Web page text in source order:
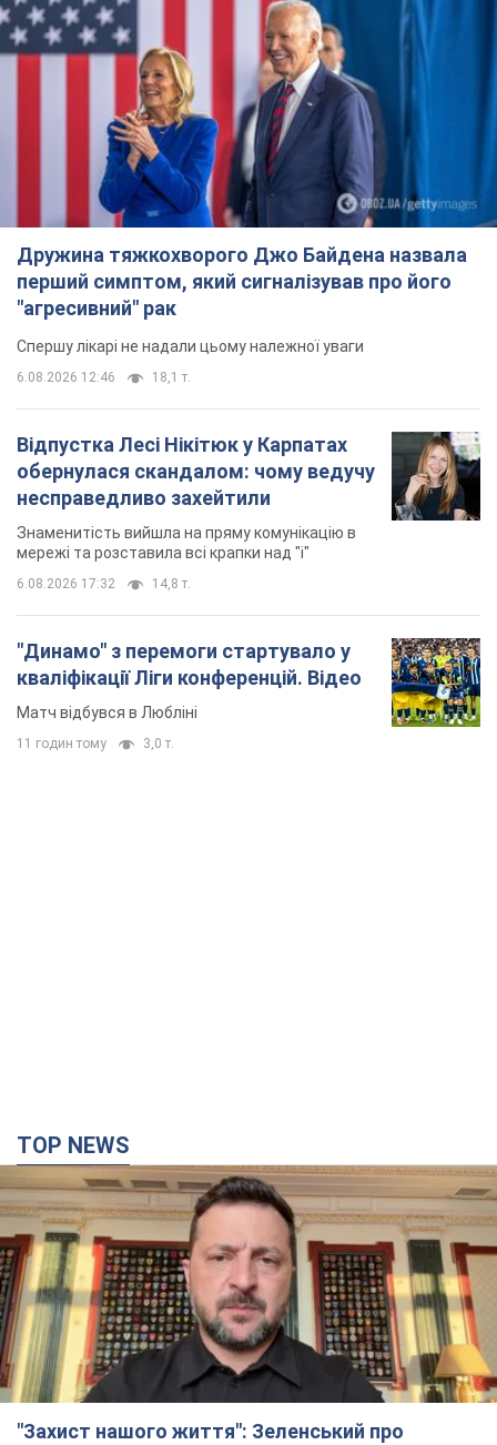
Дружина тяжкохворого Джо Байдена назвала
перший симптом, який сигналізував про його
"агресивний" рак
Спершу лікарі не надали цьому належної уваги
6.08.2026 12:46 18,1 т.
Відпустка Лесі Нікітюк у Карпатах
обернулася скандалом: чому ведучу
несправедливо захейтили
Знаменитість вийшла на пряму комунікацію в
мережі та розставила всі крапки над "і"
6.08.2026 17:32 14,8 т.
"Динамо" з перемоги стартувало у
кваліфікації Ліги конференцій. Відео
Матч відбувся в Любліні
11 годин тому 3,0 т.
TOP NEWS
"Захист нашого життя": Зеленський про